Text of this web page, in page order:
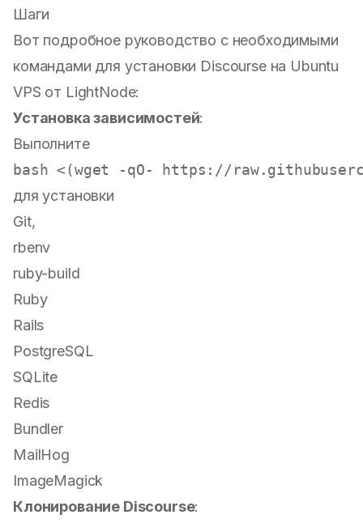
Шаги
Вот подробное руководство с необходимыми
командами для установки Discourse на Ubuntu
VPS от LightNode:
Установка зависимостей:
Выполните
для установки
Git,
rbenv
ruby-build
Ruby
Rails
PostgreSQL
SQLite
Redis
Bundler
MailHog
ImageMagick
Клонирование Discourse: